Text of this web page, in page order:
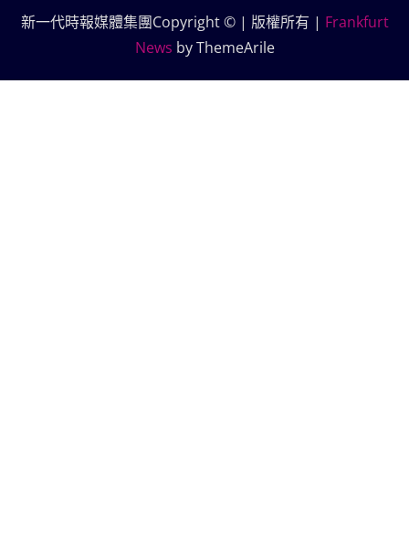
新一代時報媒體集團Copyright © | 版權所有 | Frankfurt
News by ThemeArile